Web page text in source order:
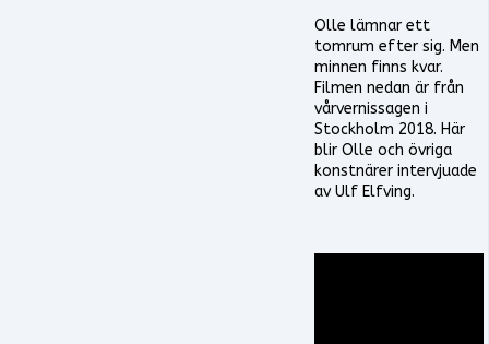
Olle lämnar ett
tomrum efter sig. Men
minnen finns kvar.
Filmen nedan är från
vårvernissagen i
Stockholm 2018. Här
blir Olle och övriga
konstnärer intervjuade
av Ulf Elfving.